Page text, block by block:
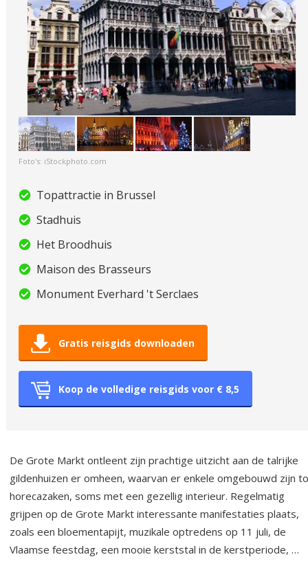
Foto's: iStockphoto.com
Topattractie in Brussel
Stadhuis
Het Broodhuis
Maison des Brasseurs
Monument Everhard 't Serclaes
Gratis reisgids downloaden
Koop de volledige reisgids voor € 8,5
De Grote Markt ontleent zijn prachtige uitzicht aan de talrijke
gildenhuizen er omheen, waarvan er enkele omgebouwd zijn
horecazaken, soms met een gezellig interieur. Regelmatig
grijpen op de Grote Markt interessante manifestaties plaats,
zoals een bloementapijt, muzikale optredens op 11 juli, de
Vlaamse feestdag, een mooie kerststal in de kerstperiode, …